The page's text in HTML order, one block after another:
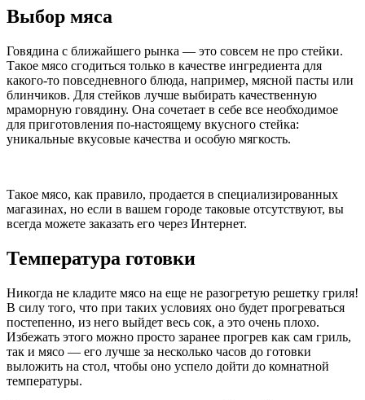
Выбор мяса
Говядина с ближайшего рынка — это совсем не про стейки.
Такое мясо сгодиться только в качестве ингредиента для
какого-то повседневного блюда, например, мясной пасты или
блинчиков. Для стейков лучше выбирать качественную
мраморную говядину. Она сочетает в себе все необходимое
для приготовления по-настоящему вкусного стейка:
уникальные вкусовые качества и особую мягкость.
Такое мясо, как правило, продается в специализированных
магазинах, но если в вашем городе таковые отсутствуют, вы
всегда можете заказать его через Интернет.
Температура готовки
Никогда не кладите мясо на еще не разогретую решетку гриля!
В силу того, что при таких условиях оно будет прогреваться
постепенно, из него выйдет весь сок, а это очень плохо.
Избежать этого можно просто заранее прогрев как сам гриль,
так и мясо — его лучше за несколько часов до готовки
выложить на стол, чтобы оно успело дойти до комнатной
температуры.